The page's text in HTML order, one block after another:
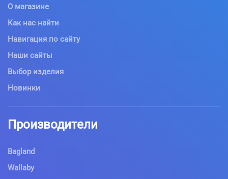
О магазине
Как нас найти
Навигация по сайту
Наши сайты
Выбор изделия
Новинки
Производители
Bagland
Wallaby